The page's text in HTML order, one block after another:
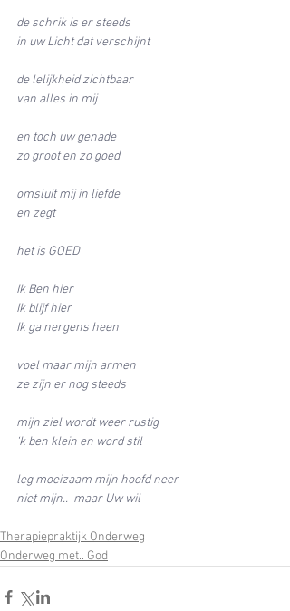
de schrik is er steeds
in uw Licht dat verschijnt
de lelijkheid zichtbaar
van alles in mij
en toch uw genade
zo groot en zo goed
omsluit mij in liefde
en zegt
het is GOED
Ik Ben hier
Ik blijf hier
Ik ga nergens heen
voel maar mijn armen
ze zijn er nog steeds
mijn ziel wordt weer rustig
‘k ben klein en word stil
leg moeizaam mijn hoofd neer
niet mijn..  maar Uw wil
Therapiepraktijk Onderweg
Onderweg met.. God